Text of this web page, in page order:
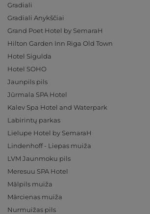
Gradiali
Gradiali Anykščiai
Grand Poet Hotel by SemaraH
Hilton Garden Inn Riga Old Town
Hotel Sigulda
Hotel SOHO
Jaunpils pils
Jūrmala SPA Hotel
Kalev Spa Hotel and Waterpark
Labirintų parkas
Lielupe Hotel by SemaraH
Lindenhoff - Liepas muiža
LVM Jaunmoku pils
Meresuu SPA Hotel
Mālpils muiža
Mārcienas muiža
Nurmuižas pils